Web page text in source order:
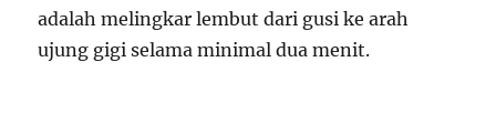
adalah melingkar lembut dari gusi ke arah
ujung gigi selama minimal dua menit.